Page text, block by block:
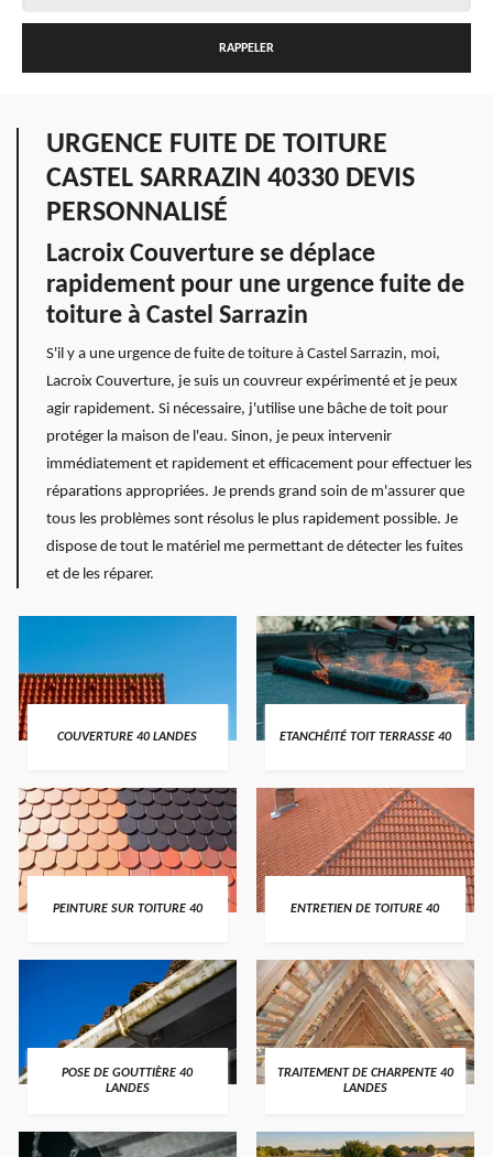
URGENCE FUITE DE TOITURE
CASTEL SARRAZIN 40330 DEVIS
PERSONNALISÉ
Lacroix Couverture se déplace
rapidement pour une urgence fuite de
toiture à Castel Sarrazin
S'il y a une urgence de fuite de toiture à Castel Sarrazin, moi,
Lacroix Couverture, je suis un couvreur expérimenté et je peux
agir rapidement. Si nécessaire, j'utilise une bâche de toit pour
protéger la maison de l'eau. Sinon, je peux intervenir
immédiatement et rapidement et efficacement pour effectuer les
réparations appropriées. Je prends grand soin de m'assurer que
tous les problèmes sont résolus le plus rapidement possible. Je
dispose de tout le matériel me permettant de détecter les fuites
et de les réparer.
COUVERTURE 40 LANDES ETANCHÉITÉ TOIT TERRASSE 40
PEINTURE SUR TOITURE 40 ENTRETIEN DE TOITURE 40
POSE DE GOUTTIÈRE 40
LANDES
TRAITEMENT DE CHARPENTE 40
LANDES